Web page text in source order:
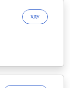
ХДУ